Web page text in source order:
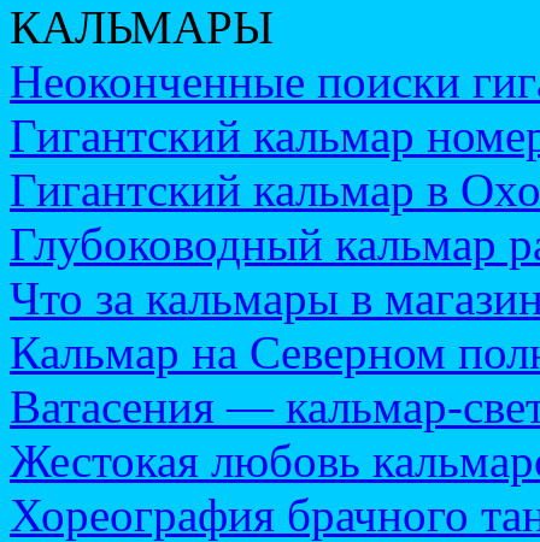
КАЛЬМАРЫ
Неоконченные поиски
Гигантский кальмар
Гигантский кальмар в
Глубоководный кальмар
Что за кальмары в
Кальмар на Северном
Ватасения — кальмар-
Жестокая любовь
Хореография брачного